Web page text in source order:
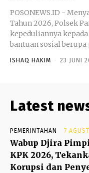
POSONEWS.ID -
Tahun 2026, Polsek
kepeduliannya
bantuan sosial berupa
ISHAQ HAKIM - 23 JUNI
Latest
PEMERINTAHAN 7
Wabup Djira
KPK 2026,
Korupsi dan